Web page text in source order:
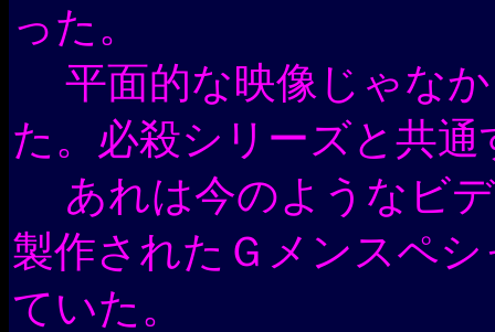
った。
平面的な映像じゃなか
た。必殺シリーズと共
あれは今のようなビ
製作されたＧメンスペ
ていた。